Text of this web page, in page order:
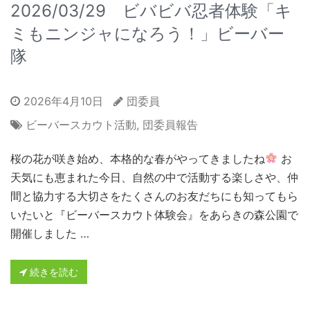
2026/03/29 ビバビバ忍者体験「キ
ミもニンジャになろう！」ビーバー
隊
2026年4月10日
団委員
ビーバースカウト活動, 団委員報告
桜の花が咲き始め、本格的な春がやってきましたね
お
天気にも恵まれた今日、自然の中で活動する楽しさや、仲
間と協力する大切さをたくさんのお友だちにも知ってもら
いたいと『ビーバースカウト体験会』をあらきの森公園で
開催しました …
続きを読む